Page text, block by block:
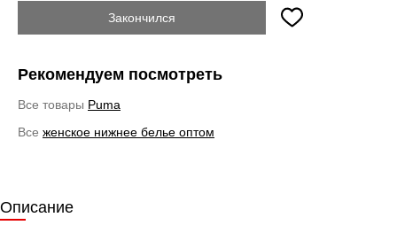
Закончился
Рекомендуем посмотреть
Все товары Puma
Все женское нижнее белье оптом
Описание